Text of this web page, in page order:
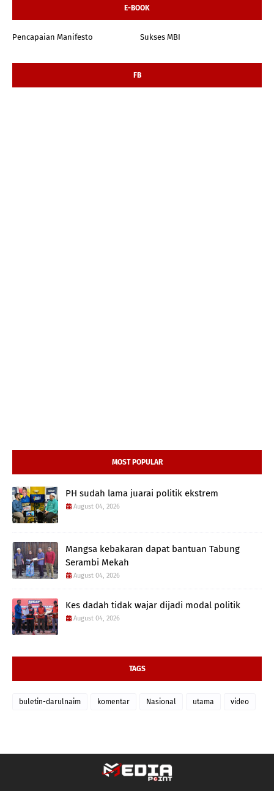
E-BOOK
Pencapaian Manifesto Sukses MBI
FB
MOST POPULAR
PH sudah lama juarai politik ekstrem
August 04, 2026
Mangsa kebakaran dapat bantuan Tabung
Serambi Mekah
August 04, 2026
Kes dadah tidak wajar dijadi modal politik
August 04, 2026
TAGS
buletin-darulnaim komentar Nasional utama video